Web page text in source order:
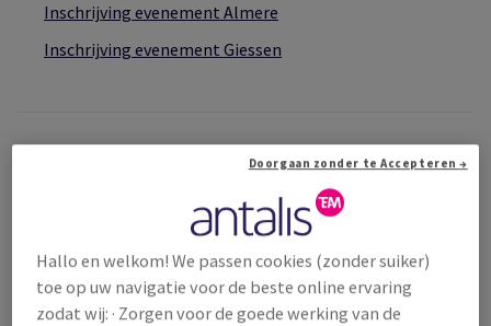
Inschrijving evenement Almere
Inschrijving evenement Giessen
Hallo en welkom! We passen cookies (zonder suiker)
toe op uw navigatie voor de beste online ervaring
zodat wij: · Zorgen voor de goede werking van de
Doorgaan zonder te Accepteren →